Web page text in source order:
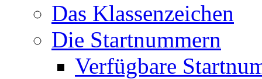
Das Klassenzeichen
Die Startnummern
Verfügbare